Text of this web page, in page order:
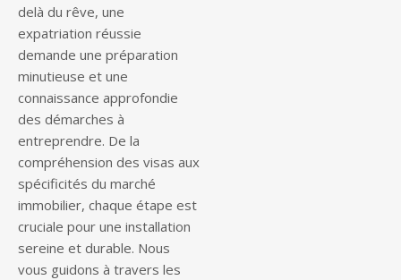
delà du rêve, une
expatriation réussie
demande une préparation
minutieuse et une
connaissance approfondie
des démarches à
entreprendre. De la
compréhension des visas aux
spécificités du marché
immobilier, chaque étape est
cruciale pour une installation
sereine et durable. Nous
vous guidons à travers les